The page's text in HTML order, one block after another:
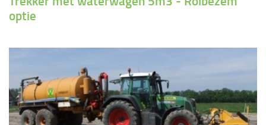
optie